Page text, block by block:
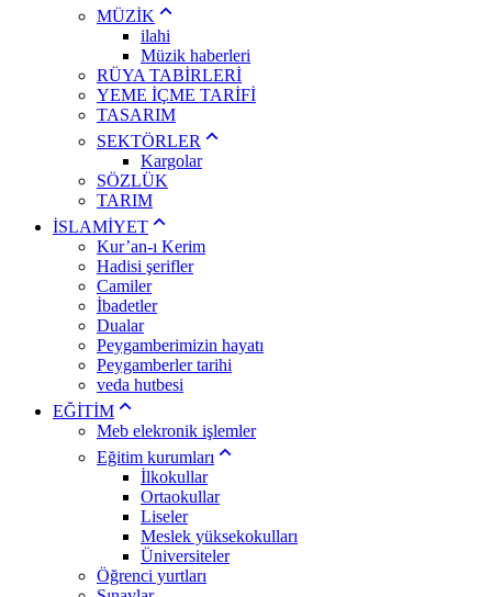
MÜZİK
ilahi
Müzik haberleri
RÜYA TABİRLERİ
YEME İÇME TARİFİ
TASARIM
SEKTÖRLER
Kargolar
SÖZLÜK
TARIM
İSLAMİYET
Kur’an-ı Kerim
Hadisi şerifler
Camiler
İbadetler
Dualar
Peygamberimizin hayatı
Peygamberler tarihi
veda hutbesi
EĞİTİM
Meb elekronik işlemler
Eğitim kurumları
İlkokullar
Ortaokullar
Liseler
Meslek yüksekokulları
Üniversiteler
Öğrenci yurtları